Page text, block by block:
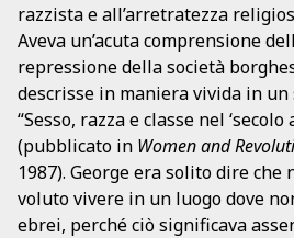
razzista e all’arretratezza
Aveva un’acuta comprensione
repressione della società
descrisse in maniera vivida in
“Sesso, razza e classe nel ‘secolo
(pubblicato in Women and
1987). George era solito dire che
voluto vivere in un luogo dove
ebrei, perché ciò significava